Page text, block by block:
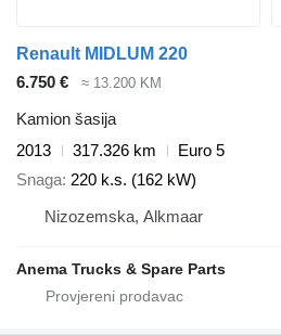
Renault MIDLUM 220
6.750 €
≈ 13.200 KM
Kamion šasija
2013
317.326 km
Euro 5
Snaga 220 k.s. (162 kW)
Nizozemska, Alkmaar
Anema Trucks & Spare Parts